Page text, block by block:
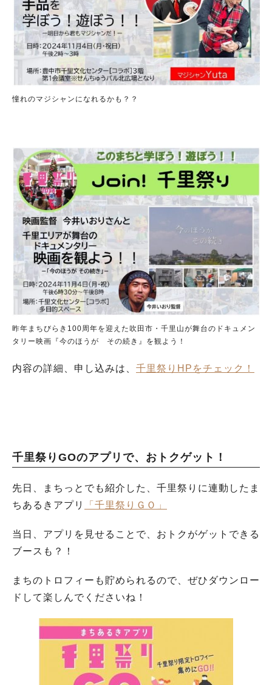
憧れのマジシャンになれるかも？？
昨年まちびらき100周年を迎えた吹田市・千里山が舞台のドキュメン
タリー映画『今のほうが その続き』を観よう！
内容の詳細、申し込みは、 千里祭りHPをチェック！
千里祭りGOのアプリで、おトクゲット！
先日、まちっとでも紹介した、千里祭りに連動したま
ちあるきアプリ
「千里祭りＧＯ」
当日、アプリを見せることで、おトクがゲットできる
ブースも？！
まちのトロフィーも貯められるので、ぜひダウンロー
ドして楽しんでくださいね！